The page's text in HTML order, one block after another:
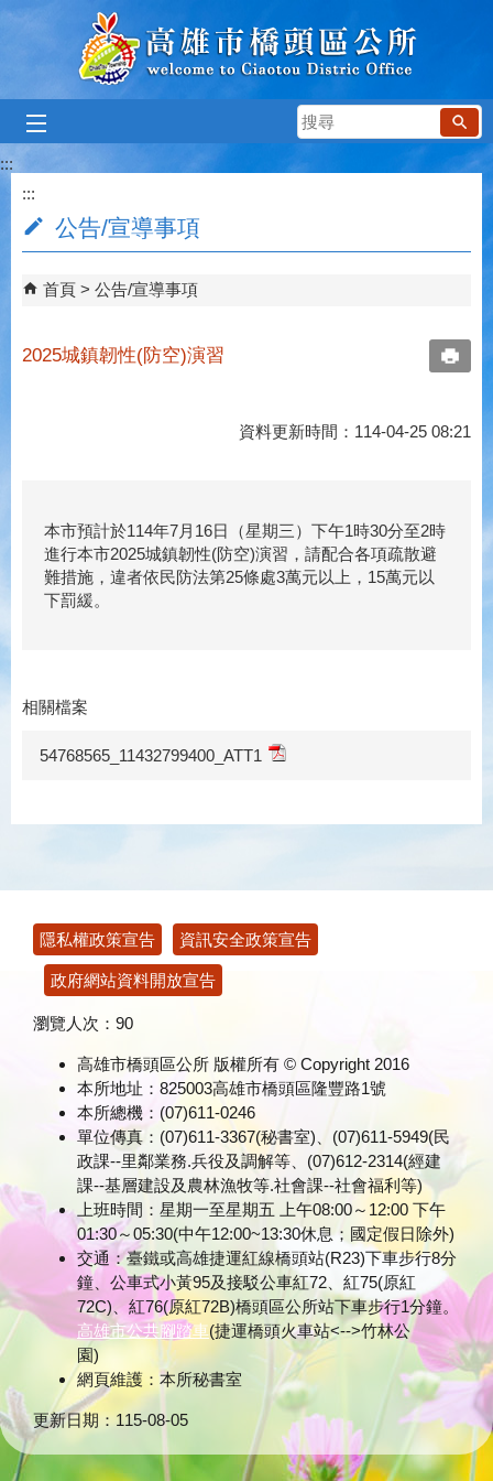
跳到主要內容區塊
搜
尋
:::
:::
公告/宣導事項
首頁 公告/宣導事項
2025城鎮韌性(防空)演習
資料更新時間：114-04-25 08:21
本市預計於114年7月16日（星期三）下午1時30分至2時
進行本市2025城鎮韌性(防空)演習，請配合各項疏散避
難措施，違者依民防法第25條處3萬元以上，15萬元以
下罰緩。
相關檔案
54768565_11432799400_ATT1
隱私權政策宣告
資訊安全政策宣告
政府網站資料開放宣告
瀏覽人次： 90
高雄市橋頭區公所 版權所有 © Copyright 2016
本所地址：825003高雄市橋頭區隆豐路1號
本所總機：(07)611-0246
單位傳真：(07)611-3367(秘書室)、(07)611-5949(民
政課--里鄰業務.兵役及調解等、(07)612-2314(經建
課--基層建設及農林漁牧等.社會課--社會福利等)
上班時間：星期一至星期五 上午08:00～12:00 下午
01:30～05:30(中午12:00~13:30休息；國定假日除外)
交通：臺鐵或高雄捷運紅線橋頭站(R23)下車步行8分
鐘、公車式小黃95及接駁公車紅72、紅75(原紅
72C)、紅76(原紅72B)橋頭區公所站下車步行1分鐘。
高雄市公共腳踏車(捷運橋頭火車站<-->竹林公
園)
網頁維護：本所秘書室
更新日期： 115-08-05